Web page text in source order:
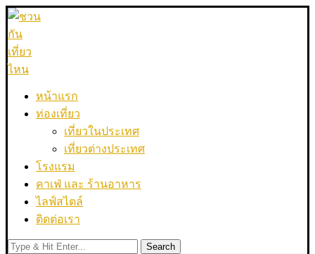
หน้าแรก
ท่องเที่ยว
เที่ยวในประเทศ
เที่ยวต่างประเทศ
โรงแรม
คาเฟ่ และ ร้านอาหาร
ไลฟ์สไตล์
ติดต่อเรา
Search